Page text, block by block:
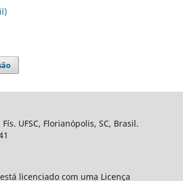
UFSC, Florianópolis, SC, Brasil.
licenciado com uma Licença